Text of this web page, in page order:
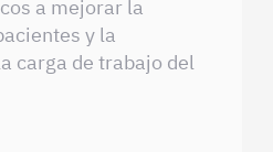
a mejorar la
y la
carga de trabajo del